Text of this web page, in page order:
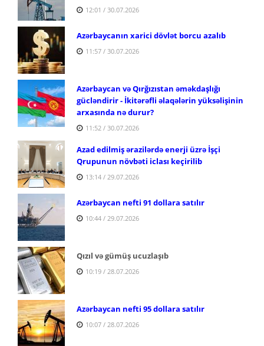
12:01 / 30.07.2026
Azərbaycanın xarici dövlət borcu azalıb
11:57 / 30.07.2026
Azərbaycan və Qırğızıstan əməkdaşlığı
gücləndirir - İkitərəfli əlaqələrin yüksəlişinin
arxasında nə durur?
11:52 / 30.07.2026
Azad edilmiş ərazilərdə enerji üzrə İşçi
Qrupunun növbəti iclası keçirilib
13:14 / 29.07.2026
Azərbaycan nefti 91 dollara satılır
10:44 / 29.07.2026
Qızıl və gümüş ucuzlaşıb
10:19 / 28.07.2026
Azərbaycan nefti 95 dollara satılır
10:07 / 28.07.2026